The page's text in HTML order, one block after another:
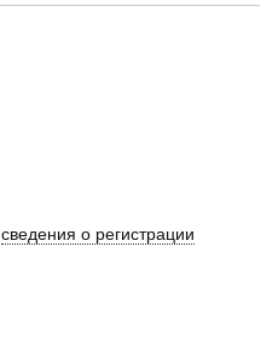
сведения о регистрации